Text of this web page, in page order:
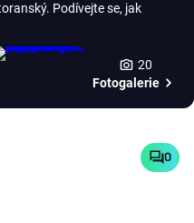
Podívejte se, jak
20
Fotogalerie
0